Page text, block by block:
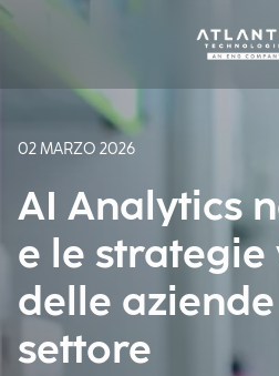
02 MARZO 2026
AI Analytics
e le strategie
delle
settore